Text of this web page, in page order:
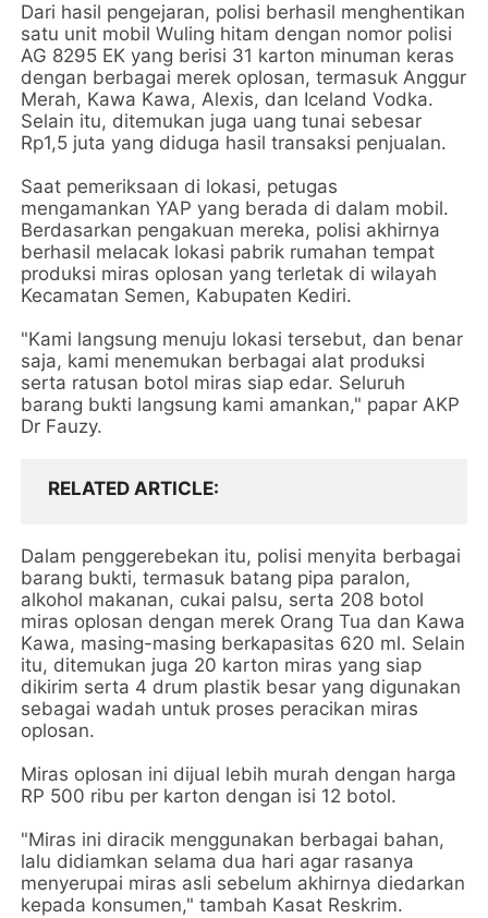
Dari hasil pengejaran, polisi berhasil menghentikan
satu unit mobil Wuling hitam dengan nomor polisi
AG 8295 EK yang berisi 31 karton minuman keras
dengan berbagai merek oplosan, termasuk Anggur
Merah, Kawa Kawa, Alexis, dan Iceland Vodka.
Selain itu, ditemukan juga uang tunai sebesar
Rp1,5 juta yang diduga hasil transaksi penjualan.
Saat pemeriksaan di lokasi, petugas
mengamankan YAP yang berada di dalam mobil.
Berdasarkan pengakuan mereka, polisi akhirnya
berhasil melacak lokasi pabrik rumahan tempat
produksi miras oplosan yang terletak di wilayah
Kecamatan Semen, Kabupaten Kediri.
"Kami langsung menuju lokasi tersebut, dan benar
saja, kami menemukan berbagai alat produksi
serta ratusan botol miras siap edar. Seluruh
barang bukti langsung kami amankan," papar AKP
Dr Fauzy.
RELATED ARTICLE
Dalam penggerebekan itu, polisi menyita berbagai
barang bukti, termasuk batang pipa paralon,
alkohol makanan, cukai palsu, serta 208 botol
miras oplosan dengan merek Orang Tua dan Kawa
Kawa, masing-masing berkapasitas 620 ml. Selain
itu, ditemukan juga 20 karton miras yang siap
dikirim serta 4 drum plastik besar yang digunakan
sebagai wadah untuk proses peracikan miras
oplosan.
Miras oplosan ini dijual lebih murah dengan harga
RP 500 ribu per karton dengan isi 12 botol.
"Miras ini diracik menggunakan berbagai bahan,
lalu didiamkan selama dua hari agar rasanya
menyerupai miras asli sebelum akhirnya diedarkan
kepada konsumen," tambah Kasat Reskrim.